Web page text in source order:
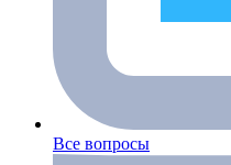
Все вопросы